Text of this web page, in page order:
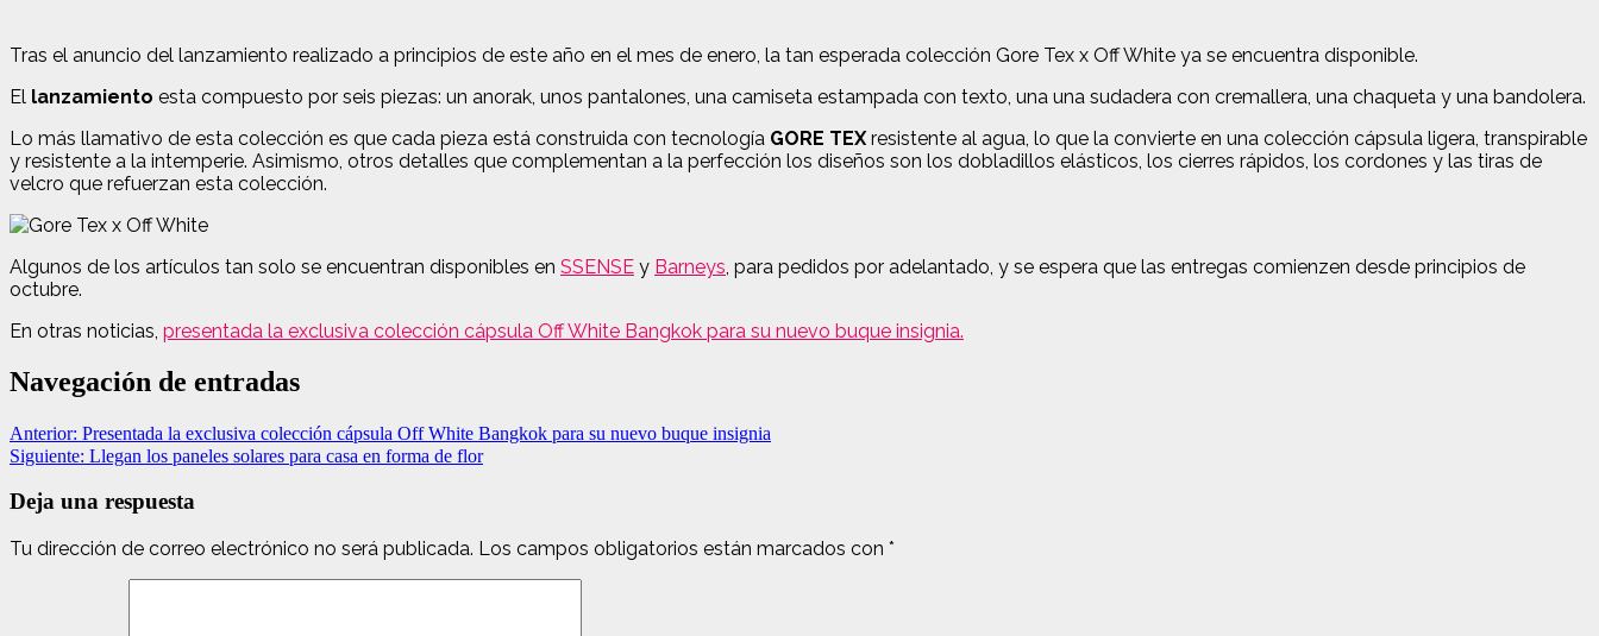
Tras el anuncio del lanzamiento realizado a principios de este año en el mes de enero, la tan esperada colección Gore Tex x Off White ya se encuentra disponible.
El lanzamiento esta compuesto por seis piezas: un anorak, unos pantalones, una camiseta estampada con texto, una una sudadera con cremallera, una chaqueta y una bandolera.
Lo más llamativo de esta colección es que cada pieza está construida con tecnología GORE TEXresistente al agua, lo que la convierte en una colección cápsula ligera, transpirable
y resistente a la intemperie. Asimismo, otros detalles que complementan a la perfección los diseños son los dobladillos elásticos, los cierres rápidos, los cordones y las tiras de
velcro que refuerzan esta colección.
Algunos de los artículos tan solo se encuentran disponibles en SSENSE y Barneys, para pedidos por adelantado, y se espera que las entregas comienzen desde principios de
octubre.
En otras noticias, presentada la exclusiva colección cápsula Off White Bangkok para su nuevo buque insignia.
Navegación de entradas
Anterior: Presentada la exclusiva colección cápsula Off White Bangkok para su nuevo buque insignia
Siguiente: Llegan los paneles solares para casa en forma de flor
Deja una respuesta
Tu dirección de correo electrónico no será publicada. Los campos obligatorios están marcados con *